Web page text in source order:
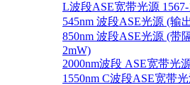
L波段ASE宽带光源 1567-
545nm 波段ASE光源 (输
850nm 波段ASE光源 (带
2mW)
2000nm波段 ASE宽带光
1550nm C波段ASE宽带